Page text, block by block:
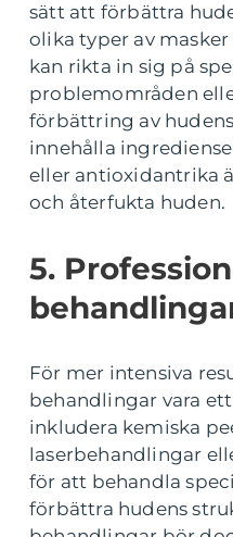
sätt att förbättra
olika typer av
kan rikta in sig på
problemområden
förbättring av
innehålla
eller antioxidantrika
och återfukta huden.
5.
För mer intensiva
behandlingar vara
inkludera kemiska
laserbehandlingar
för att behandla
förbättra hudens